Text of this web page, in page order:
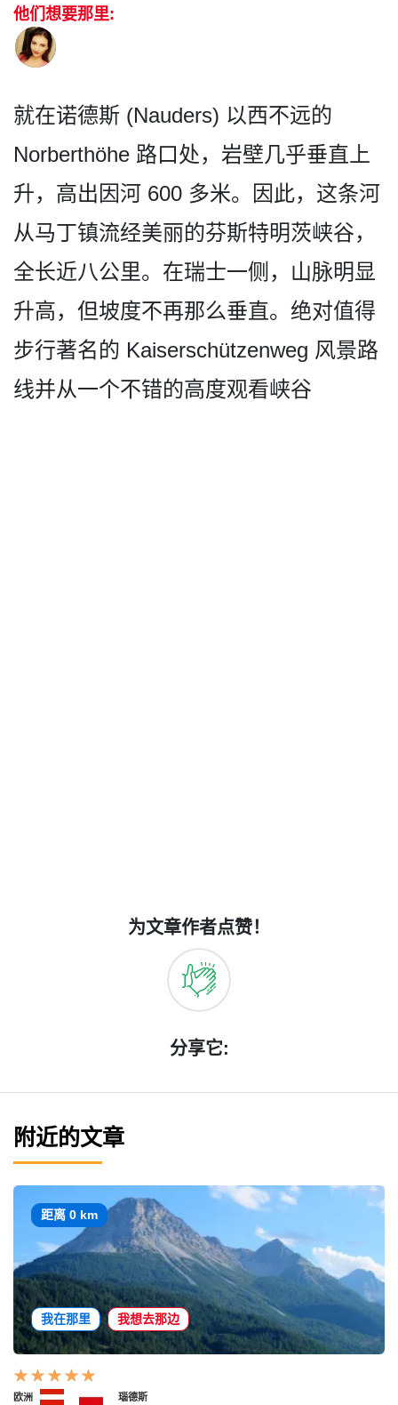
他们想要那里:
就在诺德斯 (Nauders) 以西不远的
Norberthöhe 路口处，岩壁几乎垂直上
升，高出因河 600 多米。因此，这条河
从马丁镇­流经美丽的芬斯特明茨峡谷，
全长近八公里。在瑞士一­侧，山脉明显
升高，但坡度不再那么垂直。绝对值得
步­行著名的 Kaiserschützenweg 风景路
线并从一个不错的高度观看峡谷
为文章作者点赞！
分享它:
附近的文章
距离 0 km
我在那里 我想去那边
欧洲 瑙德斯